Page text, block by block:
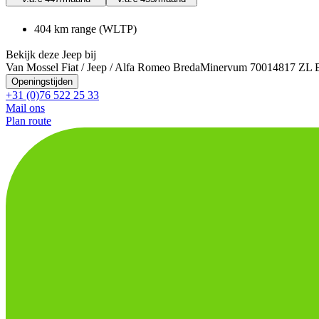
404 km range (WLTP)
Bekijk deze Jeep bij
Van Mossel Fiat / Jeep / Alfa Romeo BredaMinervum 70014817 ZL
Openingstijden
+31 (0)76 522 25 33
Mail ons
Plan route